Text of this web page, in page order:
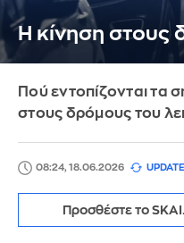
Η κίνηση στους
Πού εντοπίζονται τα
στους δρόμους του
08:24, 18.06.2026
Προσθέστε το